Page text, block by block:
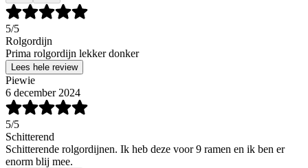
5/5
Rolgordijn
Prima rolgordijn lekker donker
Lees hele review
Piewie
6 december 2024
5/5
Schitterend
Schitterende rolgordijnen. Ik heb deze voor 9 ramen en ik ben er
enorm blij mee.